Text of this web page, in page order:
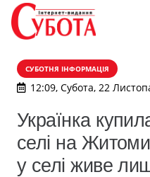
СУБОТНЯ ІНФОРМАЦІЯ
12:09, Субота, 22
Українка
селі на
у селі живе